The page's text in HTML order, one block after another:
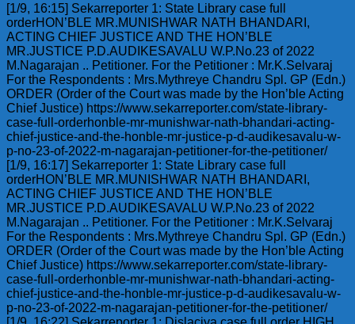
[1/9, 16:15] Sekarreporter 1: State Library case full
orderHON’BLE MR.MUNISHWAR NATH BHANDARI,
ACTING CHIEF JUSTICE AND THE HON’BLE
MR.JUSTICE P.D.AUDIKESAVALU W.P.No.23 of 2022
M.Nagarajan .. Petitioner. For the Petitioner : Mr.K.Selvaraj
For the Respondents : Mrs.Mythreye Chandru Spl. GP (Edn.)
ORDER (Order of the Court was made by the Hon’ble Acting
Chief Justice) https://www.sekarreporter.com/state-library-
case-full-orderhonble-mr-munishwar-nath-bhandari-acting-
chief-justice-and-the-honble-mr-justice-p-d-audikesavalu-w-
p-no-23-of-2022-m-nagarajan-petitioner-for-the-petitioner/
[1/9, 16:17] Sekarreporter 1: State Library case full
orderHON’BLE MR.MUNISHWAR NATH BHANDARI,
ACTING CHIEF JUSTICE AND THE HON’BLE
MR.JUSTICE P.D.AUDIKESAVALU W.P.No.23 of 2022
M.Nagarajan .. Petitioner. For the Petitioner : Mr.K.Selvaraj
For the Respondents : Mrs.Mythreye Chandru Spl. GP (Edn.)
ORDER (Order of the Court was made by the Hon’ble Acting
Chief Justice) https://www.sekarreporter.com/state-library-
case-full-orderhonble-mr-munishwar-nath-bhandari-acting-
chief-justice-and-the-honble-mr-justice-p-d-audikesavalu-w-
p-no-23-of-2022-m-nagarajan-petitioner-for-the-petitioner/